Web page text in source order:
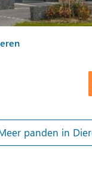
panden in